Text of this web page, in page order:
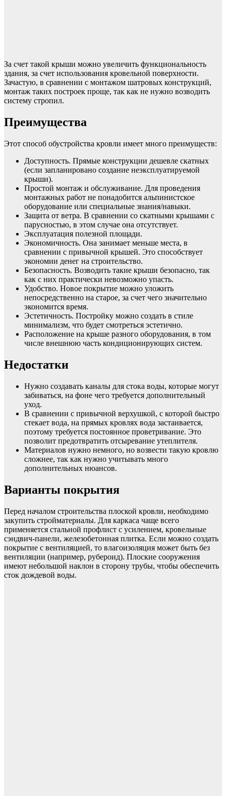
За счет такой крыши можно увеличить функциональность
здания, за счет использования кровельной поверхности.
Зачастую, в сравнении с монтажом шатровых конструкций,
монтаж таких построек проще, так как не нужно возводить
систему стропил.
Преимущества
Этот способ обустройства кровли имеет много преимуществ:
Доступность. Прямые конструкции дешевле скатных
(если запланировано создание неэксплуатируемой
крыши).
Простой монтаж и обслуживание. Для проведения
монтажных работ не понадобится альпинистское
оборудование или специальные знания/навыки.
Защита от ветра. В сравнении со скатными крышами с
парусностью, в этом случае она отсутствует.
Эксплуатация полезной площади.
Экономичность. Она занимает меньше места, в
сравнении с привычной крышей. Это способствует
экономии денег на строительство.
Безопасность. Возводить такие крыши безопасно, так
как с них практически невозможно упасть.
Удобство. Новое покрытие можно уложить
непосредственно на старое, за счет чего значительно
экономится время.
Эстетичность. Постройку можно создать в стиле
минимализм, что будет смотреться эстетично.
Расположение на крыше разного оборудования, в том
числе внешнюю часть кондиционирующих систем.
Недостатки
Нужно создавать каналы для стока воды, которые могут
забиваться, на фоне чего требуется дополнительный
уход.
В сравнении с привычной верхушкой, с которой быстро
стекает вода, на прямых кровлях вода застаивается,
поэтому требуется постоянное проветривание. Это
позволит предотвратить отсыревание утеплителя.
Материалов нужно немного, но возвести такую кровлю
сложнее, так как нужно учитывать много
дополнительных нюансов.
Варианты покрытия
Перед началом строительства плоской кровли, необходимо
закупить стройматериалы. Для каркаса чаще всего
применяется стальной профлист с усилением, кровельные
сэндвич-панели, железобетонная плитка. Если можно создать
покрытие с вентиляцией, то влагоизоляция может быть без
вентиляции (например, рубероид). Плоские сооружения
имеют небольшой наклон в сторону трубы, чтобы обеспечить
сток дождевой воды.